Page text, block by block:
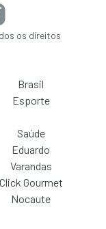
os direitos
Brasil
Esporte
Saúde
Eduardo
Varandas
Click Gourmet
Nocaute